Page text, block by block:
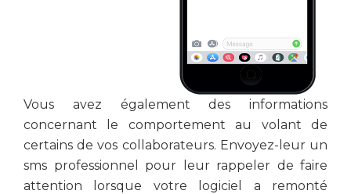
Vous avez également des informations
concernant le comportement au volant de
certains de vos collaborateurs. Envoyez-leur un
sms professionnel pour leur rappeler de faire
attention lorsque votre logiciel a remonté